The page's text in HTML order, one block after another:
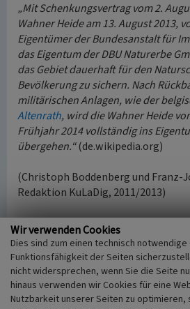
„Mit Schenkungsvertrag vom 2.
Wahner Heide am 13. August 2013,
Eigentümer der Bundesanstalt für
das Eigentum der DBU Naturerbe
das Gebiet dauerhaft für den
Bevölkerung zu sichern. Nach
militärischen Anlagen, wie der
Altenrath, wird die Wahner Heide
Frühjahr 2014 vollständig ins
übergehen.“(de.wikipedia.org)
(Christoph Boddenberg und Franz-
Redaktion KuLaDig, 2011/2013)
Internet
de.wikipedia.org: Wahner Heide
www.wahnerheide.net: Die Wahner
25.10.2016)
www.bergische-heideterrasse.net:
(abgerufen 18.11.2016)
Wir verwenden Cookies
Dies sind zum einen technisch
Funktionsfähigkeit der Seiten
nicht widersprechen, wenn Sie die Seite
hinaus verwenden wir Cookies für eine
Nutzbarkeit unserer Seiten zu